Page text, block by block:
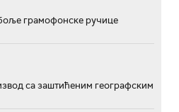
грамофонске ручице
са заштићеним географским